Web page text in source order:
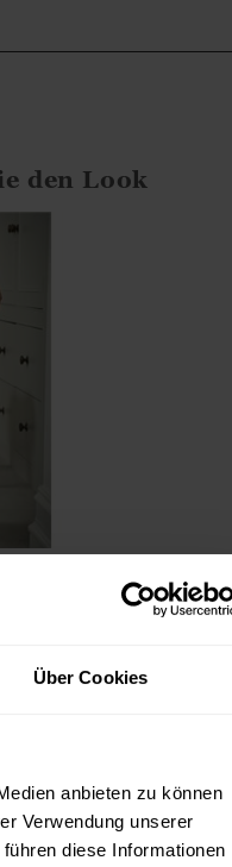
Über Cookies
anbieten zu können
Verwendung unserer
diese Informationen
gefällt!
den Look
und zeitlosen
Pullover mit
bietet er ein
Alltag. Die lockere,
Ihnen eine